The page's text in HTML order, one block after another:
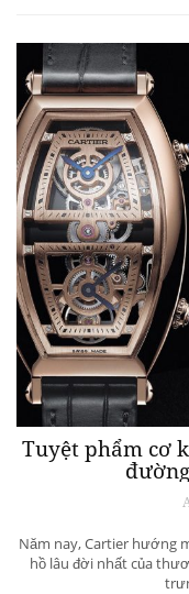
Tuyệt phẩm cơ
Năm nay, Cartier hướng
hồ lâu đời nhất của